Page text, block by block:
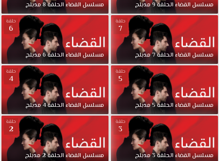
مسلسلالقضاءالحلقة9مدبلج مسلسلالقضاءالحلقة8مدبلج
حلقة
7
مسلسلالقضاءالحلقة7مدبلج
حلقة
6
مسلسلالقضاءالحلقة6مدبلج
حلقة
5
مسلسلالقضاءالحلقة5مدبلج
حلقة
4
مسلسلالقضاءالحلقة4مدبلج
حلقة
3
مسلسلالقضاءالحلقة3مدبلج
حلقة
2
مسلسلالقضاءالحلقة2مدبلج